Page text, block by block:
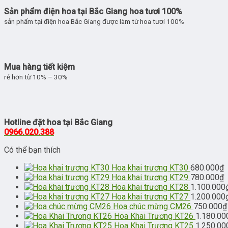
Sản phẩm điện hoa tại Bắc Giang hoa tươi 100%
sản phẩm tại điện hoa Bắc Giang được làm từ hoa tươi 100%
Mua hàng tiết kiệm
rẻ hơn từ 10% – 30%
Hotline đặt hoa tại Bắc Giang
0966.020.388
Có thể bạn thích
Hoa khai trương KT30 680.000₫
Hoa khai trương KT29 780.000₫
Hoa khai trương KT28 1.100.000
Hoa khai trương KT27 1.200.000
Hoa chúc mừng CM26 750.000₫
Hoa Khai Trương KT26
Hoa Khai Trương KT25